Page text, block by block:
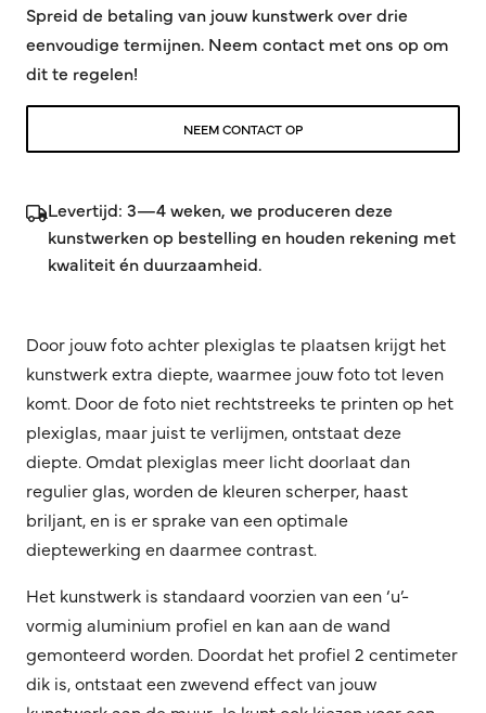
Spreid de betaling van jouw kunstwerk over drie
eenvoudige termijnen. Neem contact met ons op om
dit te regelen!
NEEM CONTACT OP
Levertijd: 3—4 weken, we produceren deze
kunstwerken op bestelling en houden rekening met
kwaliteit én duurzaamheid.
Door jouw foto achter plexiglas te plaatsen krijgt het
kunstwerk extra diepte, waarmee jouw foto tot leven
komt. Door de foto niet rechtstreeks te printen op het
plexiglas, maar juist te verlijmen, ontstaat deze
diepte. Omdat plexiglas meer licht doorlaat dan
regulier glas, worden de kleuren scherper, haast
briljant, en is er sprake van een optimale
dieptewerking en daarmee contrast.
Het kunstwerk is standaard voorzien van een ‘u’-
vormig aluminium profiel en kan aan de wand
gemonteerd worden. Doordat het profiel 2 centimeter
dik is, ontstaat een zwevend effect van jouw